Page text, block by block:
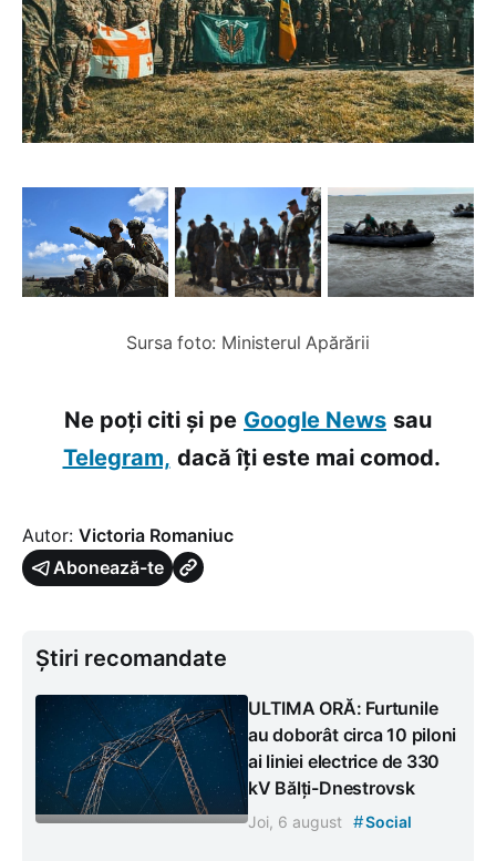
Sursa foto: Ministerul Apărării
Ne poți citi și pe Google News sau
Telegram, dacă îți este mai comod.
Autor: Victoria Romaniuc
Abonează-te
Știri recomandate
ULTIMA ORĂ: Furtunile
au doborât circa 10 piloni
ai liniei electrice de 330
kV Bălți-Dnestrovsk
Joi, 6 august #Social